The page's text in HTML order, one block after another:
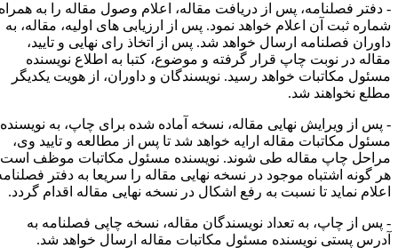
دفتر فصلنامه، پس از دریافت مقاله، اعلام وصول مقاله را به همراه
ثبت آن اعلام خواهد نمود. پس از ارزیابی های اولیه، مقاله، به
فصلنامه ارسال خواهد شد. پس از اتخاذ رای نهایی و تایید،
در نوبت چاپ قرار گرفته و موضوع، کتبا به اطلاع نویسنده
مکاتبات خواهد رسید. نویسندگان و داوران، از هویت یکدیگر
نخواهند شد.
پس از ویرایش نهایی مقاله، نسخه آماده شده برای چاپ، به نویسنده
مکاتبات مقاله ارایه خواهد شد تا پس از مطالعه و تایید وی،
چاپ مقاله طی شوند. نویسنده مسئول مکاتبات موظف است
گونه اشتباه موجود در نسخه نهایی مقاله را سریعا به دفتر فصلنامه
نماید تا نسبت به رفع اشکال در نسخه نهایی مقاله اقدام گردد.
پس از چاپ، به تعداد نویسندگان مقاله، نسخه چاپی فصلنامه به
پستی نویسنده مسئول مکاتبات مقاله ارسال خواهد شد.